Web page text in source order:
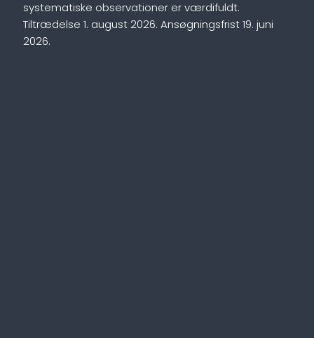
systematiske observationer er værdifuldt.
Tiltrædelse 1. august 2026. Ansøgningsfrist 19. juni
2026.